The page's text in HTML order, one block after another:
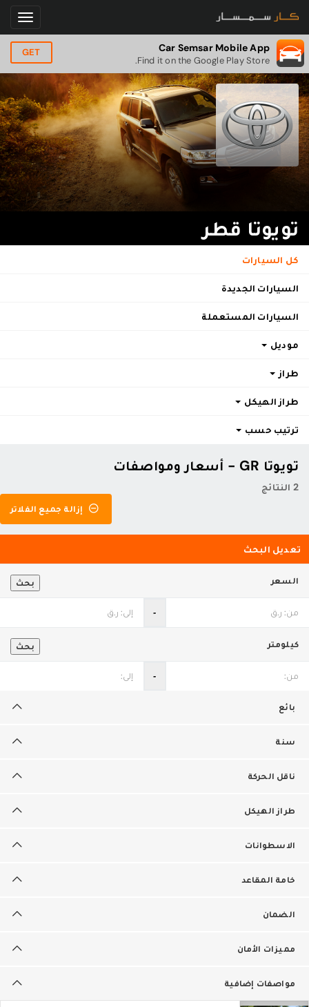
Car Semsar Mobile App
Find it on the Google Play Store.
GET
تويوتا قطر
كل السيارات
السيارات الجديدة
السيارات المستعملة
موديل
طراز
طراز الهيكل
ترتيب حسب
تويوتا GR - أسعار ومواصفات
2 النتائج
إزالة جميع الفلاتر
تعديل البحث
بحث السعر
‐
بحث كيلومتر
‐
بائع
سنة
ناقل الحركة
طراز الهيكل
الاسطوانات
خامة المقاعد
الضمان
مميزات الأمان
مواصفات إضافية